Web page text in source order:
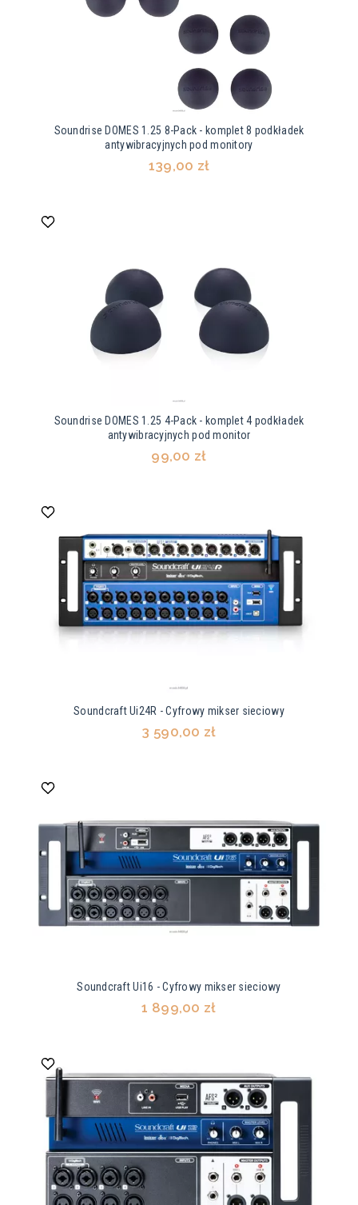
Soundrise DOMES 1.25 8-Pack - komplet 8 podkładek
antywibracyjnych pod monitory
139,00 zł
Soundrise DOMES 1.25 4-Pack - komplet 4 podkładek
antywibracyjnych pod monitor
99,00 zł
Soundcraft Ui24R - Cyfrowy mikser sieciowy
3 590,00 zł
Soundcraft Ui16 - Cyfrowy mikser sieciowy
1 899,00 zł